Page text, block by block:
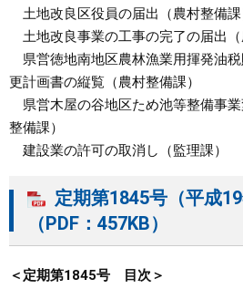
土地改良区役員の届出（農村整備課
土地改良事業の工事の完了の届出（
県営徳地南地区農林漁業用揮発油
更計画書の縦覧（農村整備課）
県営木屋の谷地区ため池等整備事
整備課）
建設業の許可の取消し（監理課）
定期第1845号（平成19
（PDF：457KB）
＜定期第1845号 目次＞